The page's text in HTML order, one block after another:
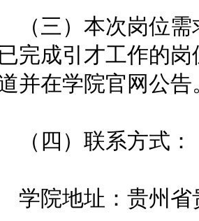
三）本次岗位需
完成引才工作的
并在学院官网公告
四）联系方式：
院地址：贵州省